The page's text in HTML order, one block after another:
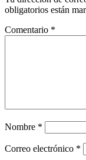
obligatorios están
Comentario *
Nombre *
Correo electrónico *